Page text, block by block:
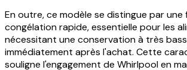
En outre, ce modèle se distingue par
congélation rapide, essentielle pour les
nécessitant une conservation à très
immédiatement après l'achat. Cette
souligne l'engagement de Whirlpool en